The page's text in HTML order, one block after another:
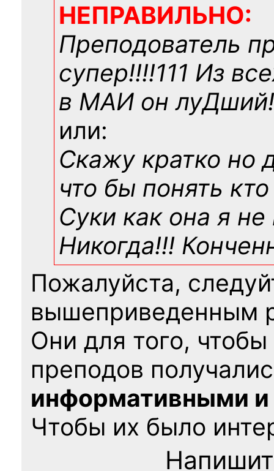
НЕПРАВИЛЬНО:
Преподователь
супер!!!!111 Из
в МАИ он
или:
Скажу кратко но
что бы понять
Суки как она я не
Никогда!!!
Пожалуйста,
вышеприведенным
Они для того,
преподов
информативными
Чтобы их было